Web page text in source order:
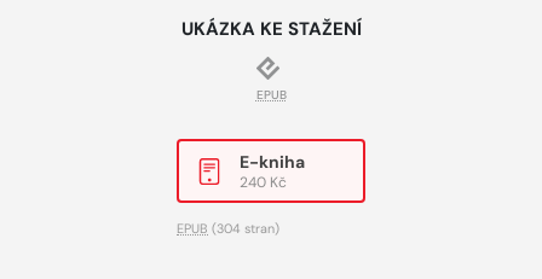
UKÁZKA KE STAŽENÍ
EPUB
E-kniha
240 Kč
EPUB (304 stran)